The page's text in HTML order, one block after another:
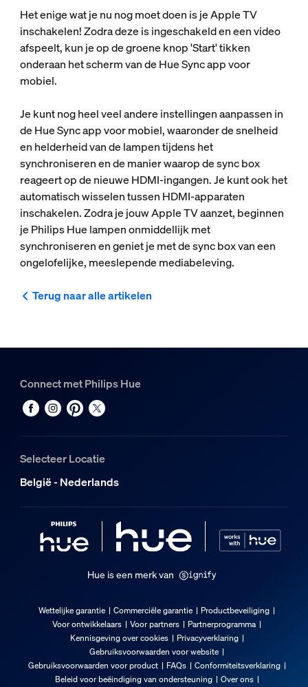
Het enige wat je nu nog moet doen is je Apple TV
inschakelen! Zodra deze is ingeschakeld en een video
afspeelt, kun je op de groene knop 'Start' tikken
onderaan het scherm van de Hue Sync app voor
mobiel.
Je kunt nog heel veel andere instellingen aanpassen in
de Hue Sync app voor mobiel, waaronder de snelheid
en helderheid van de lampen tijdens het
synchroniseren en de manier waarop de sync box
reageert op de nieuwe HDMI-ingangen. Je kunt ook het
automatisch wisselen tussen HDMI-apparaten
inschakelen. Zodra je jouw Apple TV aanzet, beginnen
je Philips Hue lampen onmiddellijk met
synchroniseren en geniet je met de sync box van een
ongelofelijke, meeslepende mediabeleving.
Terug naar alle artikelen
Connect met Philips Hue
Selecteer Locatie
België - Nederlands
Hue is een merk van
Wettelijke garantie Commerciële garantie
Productbeveiliging
Voor ontwikkelaars
Voor partners
Partnerprogramma
Kennisgeving over cookies
Privacyverklaring
Gebruiksvoorwaarden voor website
Gebruiksvoorwaarden voor product
FAQs
Conformiteitsverklaring
Beleid voor beëindiging van ondersteuning
Over ons